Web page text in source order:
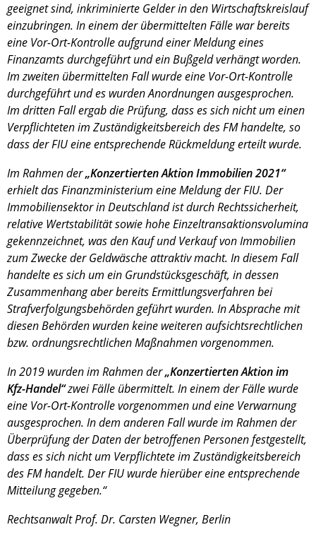
geeignet sind, inkriminierte Gelder in den Wirtschaftskreislauf
einzubringen. In einem der übermittelten Fälle war bereits
eine Vor-Ort-Kontrolle aufgrund einer Meldung eines
Finanzamts durchgeführt und ein Bußgeld verhängt worden.
Im zweiten übermittelten Fall wurde eine Vor-Ort-Kontrolle
durchgeführt und es wurden Anordnungen ausgesprochen.
Im dritten Fall ergab die Prüfung, dass es sich nicht um einen
Verpflichteten im Zuständigkeitsbereich des FM handelte, so
dass der FIU eine entsprechende Rückmeldung erteilt wurde.
Im Rahmen der„Konzertierten Aktion Immobilien 2021“
erhielt das Finanzministerium eine Meldung der FIU. Der
Immobiliensektor in Deutschland ist durch Rechtssicherheit,
relative Wertstabilität sowie hohe Einzeltransaktionsvolumina
gekennzeichnet, was den Kauf und Verkauf von Immobilien
zum Zwecke der Geldwäsche attraktiv macht. In diesem Fall
handelte es sich um ein Grundstücksgeschäft, in dessen
Zusammenhang aber bereits Ermittlungsverfahren bei
Strafverfolgungsbehörden geführt wurden. In Absprache mit
diesen Behörden wurden keine weiteren aufsichtsrechtlichen
bzw. ordnungsrechtlichen Maßnahmen vorgenommen.
In 2019 wurden im Rahmen der„Konzertierten Aktion im
Kfz-Handel“zwei Fälle übermittelt. In einem der Fälle wurde
eine Vor-Ort-Kontrolle vorgenommen und eine Verwarnung
ausgesprochen. In dem anderen Fall wurde im Rahmen der
Überprüfung der Daten der betroffenen Personen festgestellt,
dass es sich nicht um Verpflichtete im Zuständigkeitsbereich
des FM handelt. Der FIU wurde hierüber eine entsprechende
Mitteilung gegeben.“
Rechtsanwalt Prof. Dr. Carsten Wegner, Berlin